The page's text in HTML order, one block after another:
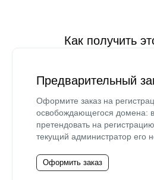
Как получить
Предварительный
Оформите заказ на
освобождающегося домена:
претендовать на
текущий администратор его
Оформить заказ